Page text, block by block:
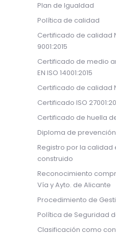
Plan de Igualdad
Política de calidad
Certificado de calidad
9001:2015
Certificado de medio
EN ISO 14001:2015
Certificado de calidad
Certificado ISO
Certificado de huella
Diploma de
Registro por la calidad
construido
Reconocimiento
Vía y Ayto. de Alicante
Procedimiento de
Política de Seguridad
Clasificación como